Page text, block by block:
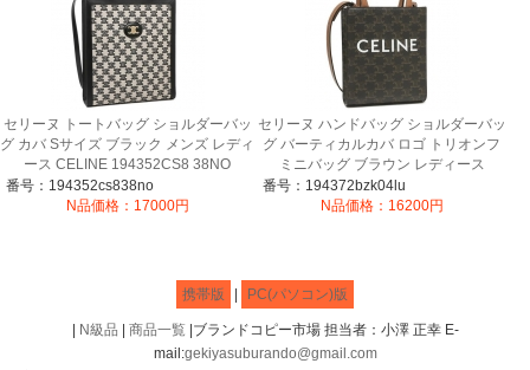
セリーヌ トートバッグ ショルダーバッ
グ カバ Sサイズ ブラック メンズ レディ
ース CELINE 194352CS8 38NO
番号：194352cs838no
N品価格：17000円
セリーヌ ハンドバッグ ショルダーバッ
グ バーティカルカバ ロゴ トリオンフ
ミニバッグ ブラウン レディース
CELINE 194372BZK 04LU
番号：194372bzk04lu
N品価格：16200円
携帯版 PC(パソコン)版
N級品 商品一覧|ブランドコピー市場 担当者：小澤 正幸 E-
mail:gekiyasuburando@gmail.com